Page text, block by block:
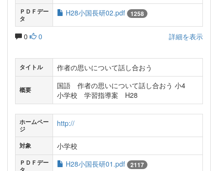
ＰＤＦデー
タ
H28小国長研02.pdf 1258
0 0 詳細を表示
タイトル 作者の思いについて話し合おう
概要
国語 作者の思いについて話し合おう 小4
小学校 学習指導案 H28
ホームペー
ジ
http://
対象 小学校
ＰＤＦデー
H28小国長研01.pdf 2117